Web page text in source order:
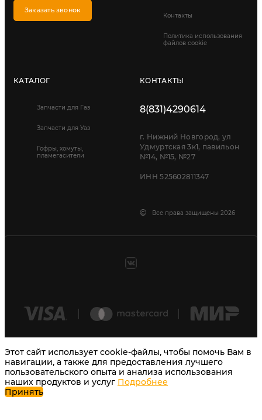
Заказать звонок
Контакты
Политика использования
файлов cookie
КАТАЛОГ
Запчасти для Газ
Запчасти для Уаз
Гофры, хомуты,
пламегасители
КОНТАКТЫ
8(831)4290614
г. Нижний Новгород, ул
Удмуртская 3к1, павильон
№14, №15, №27
ИНН 525602811347
© Все права защищены 2026
Этот сайт использует cookie-файлы, чтобы помочь Вам в
навигации, а также для предоставления лучшего
пользовательского опыта и анализа использования
наших продуктов и услуг Подробнее
Принять